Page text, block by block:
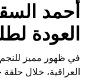
أحمد
العودة
في ظهور مميز
العراقية، خلال